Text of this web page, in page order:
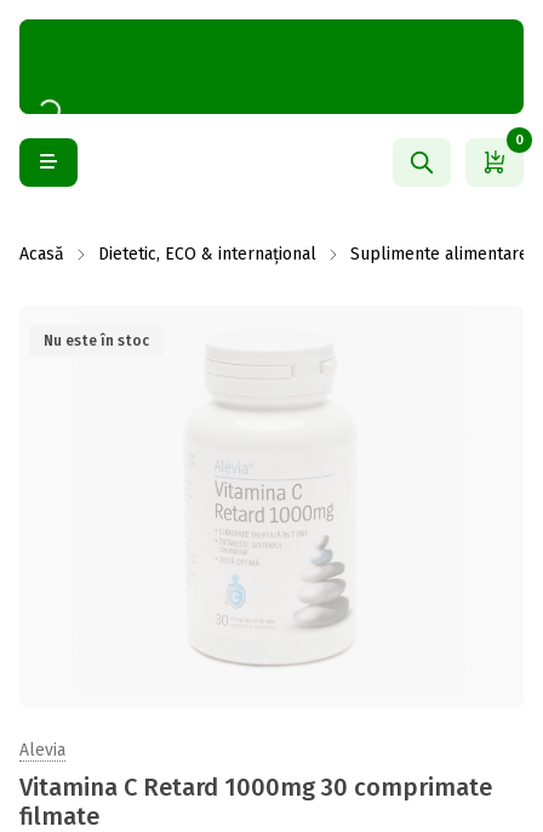
0
Acasă Dietetic, ECO & internațional Suplimente alimentare
Nu este în stoc
Alevia
Vitamina C Retard 1000mg 30 comprimate
filmate